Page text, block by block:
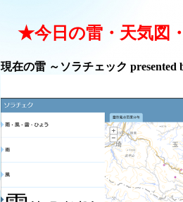
★今日の雷・天気図
現在の雷 ～ソラチェック presented